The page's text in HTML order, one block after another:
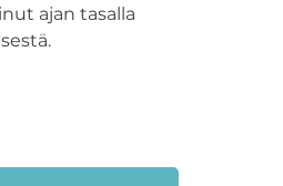
ajan tasalla